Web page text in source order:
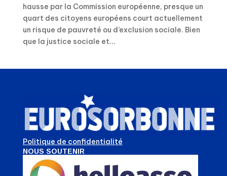
hausse par la Commission européenne, presque un
quart des citoyens européens court actuellement
un risque de pauvreté ou d’exclusion sociale. Bien
que la justice sociale et...
Politique de confidentialité
NOUS SOUTENIR